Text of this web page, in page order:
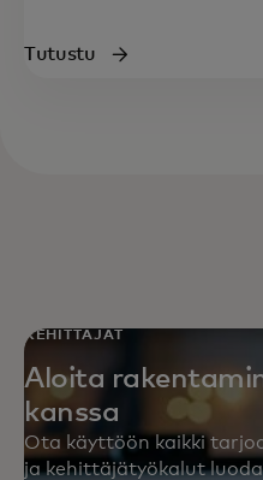
Tutustu
KEHITTÄJÄT
Aloita
kanssa
Ota käyttöön kaikki
ja kehittäjätyökalut